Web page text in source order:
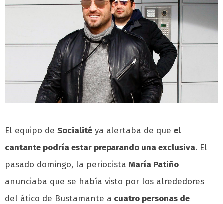
El equipo de Socialité ya alertaba de que el
cantante podría estar preparando una exclusiva. El
pasado domingo, la periodista María Patiño
anunciaba que se había visto por los alrededores
del ático de Bustamante a cuatro personas de